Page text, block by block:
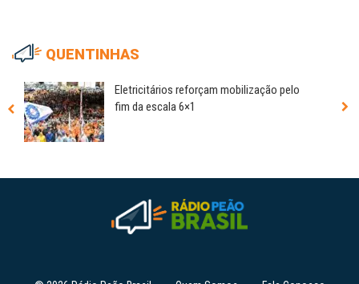
QUENTINHAS
Eletricitários reforçam mobilização pelo
fim da escala 6×1